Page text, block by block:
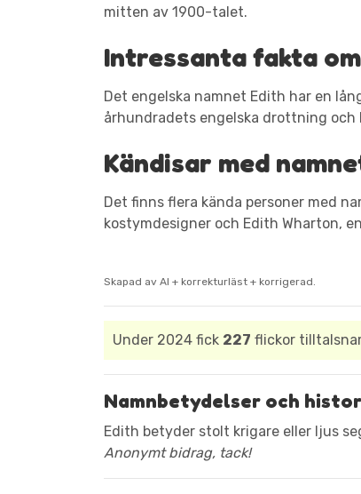
mitten av 1900-talet.
Intressanta fakta
Det engelska namnet Edith har en
århundradets engelska drottning
Kändisar med
Det finns flera kända personer med
kostymdesigner och Edith Wharton,
Skapad av AI + korrekturläst + korrigerad.
Under 2024 fick 227 flickor
Namnbetydelser och
Edith betyder stolt krigare eller ljus
Anonymt bidrag, tack!